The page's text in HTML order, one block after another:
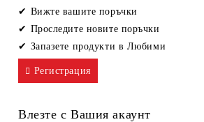
Вижте вашите поръчки
Проследите новите поръчки
Запазете продукти в Любими
Регистрация
Влезте с Вашия акаунт